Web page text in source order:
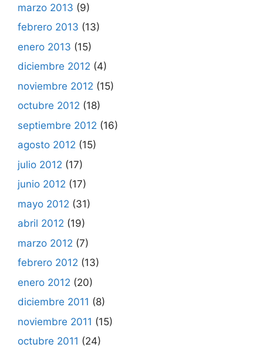
marzo 2013 (9)
febrero 2013 (13)
enero 2013 (15)
diciembre 2012 (4)
noviembre 2012 (15)
octubre 2012 (18)
septiembre 2012 (16)
agosto 2012 (15)
julio 2012 (17)
junio 2012 (17)
mayo 2012 (31)
abril 2012 (19)
marzo 2012 (7)
febrero 2012 (13)
enero 2012 (20)
diciembre 2011 (8)
noviembre 2011 (15)
octubre 2011 (24)